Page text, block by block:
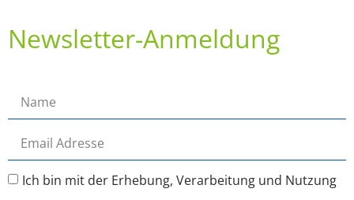
Newsletter-Anmeldung
Ich bin mit der Erhebung, Verarbeitung und Nutzung